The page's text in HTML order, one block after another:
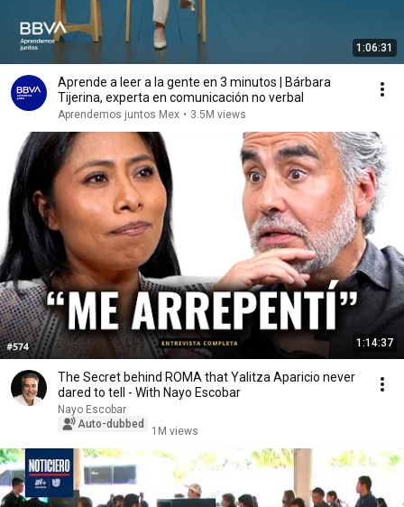
1:06:31
Aprende a leer a la gente en 3 minutos | Bárbara
Tijerina, experta en comunicación no verbal
Aprendemos juntos Mex • 3.5M views
1:14:37
The Secret behind ROMA that Yalitza Aparicio never
dared to tell - With Nayo Escobar
Nayo Escobar
Auto-dubbed
1M views